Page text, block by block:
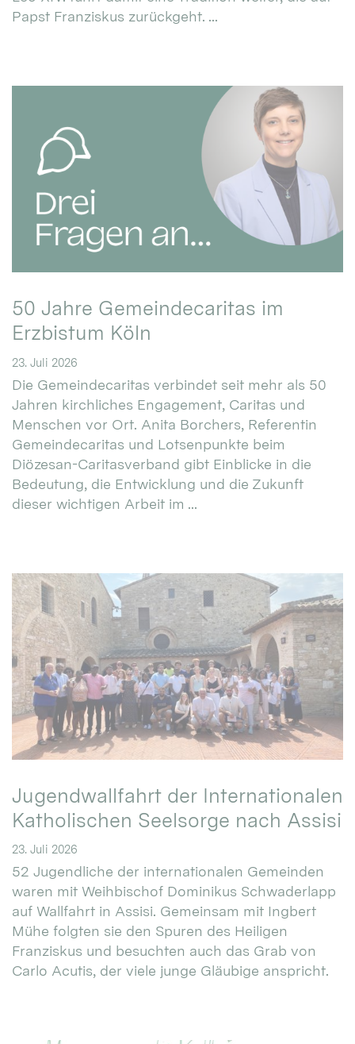
Papst Franziskus zurückgeht. ...
50 Jahre Gemeindecaritas im
Erzbistum Köln
23. Juli 2026
Die Gemeindecaritas verbindet seit mehr als 50
Jahren kirchliches Engagement, Caritas und
Menschen vor Ort. Anita Borchers, Referentin
Gemeindecaritas und Lotsenpunkte beim
Diözesan-Caritasverband gibt Einblicke in die
Bedeutung, die Entwicklung und die Zukunft
dieser wichtigen Arbeit im ...
Jugendwallfahrt der Internationalen
Katholischen Seelsorge nach Assisi
23. Juli 2026
52 Jugendliche der internationalen Gemeinden
waren mit Weihbischof Dominikus Schwaderlapp
auf Wallfahrt in Assisi. Gemeinsam mit Ingbert
Mühe folgten sie den Spuren des Heiligen
Franziskus und besuchten auch das Grab von
Carlo Acutis, der viele junge Gläubige anspricht.